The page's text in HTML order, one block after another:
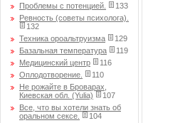
Проблемы с потенцией.
133
Ревность (советы психолога).
132
Техника ороальтруизма
129
Базальная температура
119
Медицинский центр
116
Оплодотворение.
110
Не рожайте в Броварах,
Киевская обл. (Yulia)
107
Все, что вы хотели знать об
оральном сексе.
104